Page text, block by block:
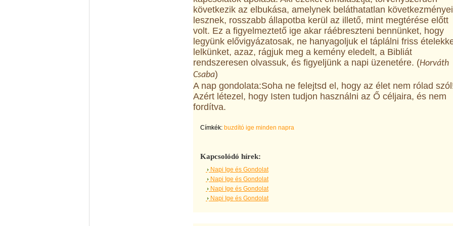
következik az elbukása, amelynek beláthatatlan következményei
lesznek, rosszabb állapotba kerül az illető, mint megtérése előtt
volt. Ez a figyelmeztető ige akar ráébreszteni bennünket, hogy
legyünk elővigyázatosak, ne hanyagoljuk el táplálni friss
lelkünket, azaz, rágjuk meg a kemény eledelt, a Bibliát
rendszeresen olvassuk, és figyeljünk a napi üzenetére. (Horváth
Csaba)
A nap gondolata:Soha ne felejtsd el, hogy az élet nem rólad
Azért létezel, hogy Isten tudjon használni az Ő céljaira, és nem
fordítva.
Címkék: buzdító ige minden napra
Kapcsolódó hírek:
Napi Ige és Gondolat
Napi Ige és Gondolat
Napi Ige és Gondolat
Napi Ige és Gondolat